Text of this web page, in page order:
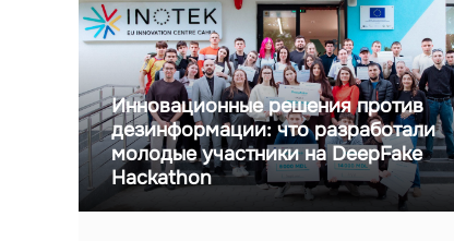
Инновационные решения против
дезинформации: что разработали
молодые участники на DeepFake
Hackathon